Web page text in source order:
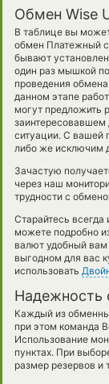
Обмен Wise
В таблице вы
обмен Платежный
бывают
один раз мышкой
проведения
данном этапе
могут предложить
заинтересовавшем
ситуации. С вашей
либо же исключим
Зачастую
через наш
трудности с
Старайтесь всегда
можете подробно
валют удобный
выгодном для вас
использовать
Надежность
Каждый из
при этом команда
Использование
пунктах. При
размер резервов и